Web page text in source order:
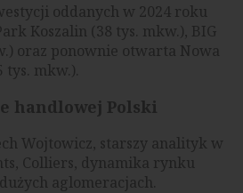
oddanych w 2024 roku
Koszalin (38 tys. mkw.), BIG
oraz ponownie otwarta Nowa
tys. mkw.).
handlowej Polski
Wojtowicz, starszy analityk w
Colliers, dynamika rynku
aglomeracjach.